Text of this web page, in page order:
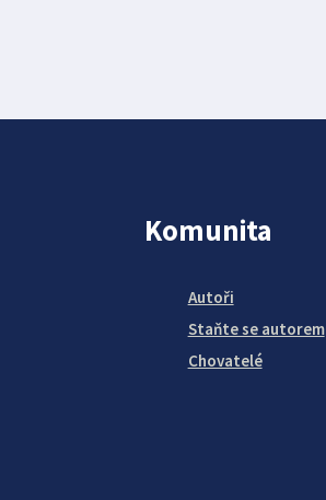
Komunita
Autoři
Staňte se autorem
Chovatelé